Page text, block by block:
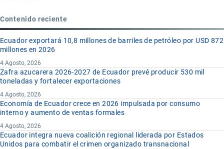
Contenido reciente
Ecuador exportará 10,8 millones de barriles de petróleo por USD 872
millones en 2026
4 Agosto, 2026
Zafra azucarera 2026-2027 de Ecuador prevé producir 530 mil
toneladas y fortalecer exportaciones
4 Agosto, 2026
Economía de Ecuador crece en 2026 impulsada por consumo
interno y aumento de ventas formales
4 Agosto, 2026
Ecuador integra nueva coalición regional liderada por Estados
Unidos para combatir el crimen organizado transnacional